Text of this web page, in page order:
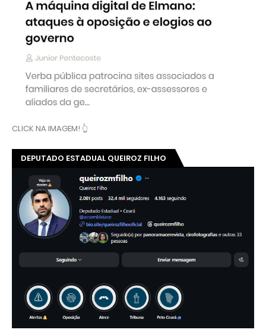
CLICK NA IMAGEM! 👆
DEPUTADO ESTADUAL QUEIROZ FILHO